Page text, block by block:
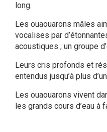
long.
Les ouaouarons mâles
vocalises par
acoustiques ; un groupe
Leurs cris profonds et
entendus jusqu’à plus
Les ouaouarons vivent
les grands cours d’eau à